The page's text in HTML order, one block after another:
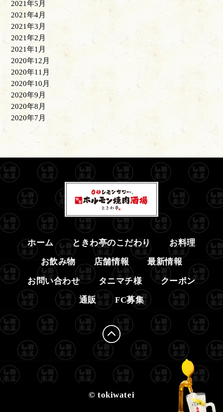
2021年5月
2021年4月
2021年3月
2021年2月
2021年1月
2020年12月
2020年11月
2020年10月
2020年9月
2020年8月
2020年7月
ホーム ときわ亭のこだわり お料理
お飲み物 店舗情報 最新情報
お問い合わせ タニマチ様 クーポン
通販 FC募集
© tokiwatei